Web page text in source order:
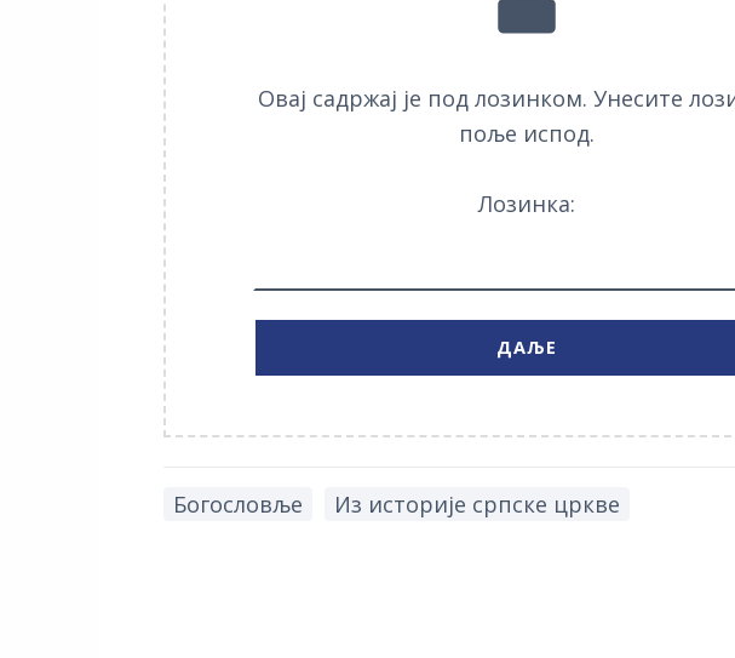
Овај садржај је под лозинком. Унесите
поље испод.
Лозинка:
Богословље Из историје српске цркве